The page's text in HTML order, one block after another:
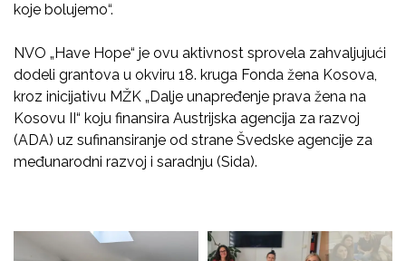
koje bolujemo“.
NVO „Have Hope“ je ovu aktivnost sprovela zahvaljujući
dodeli grantova u okviru 18. kruga Fonda žena Kosova,
kroz inicijativu MŽK „Dalje unapređenje prava žena na
Kosovu II“ koju finansira Austrijska agencija za razvoj
(ADA) uz sufinansiranje od strane Švedske agencije za
međunarodni razvoj i saradnju (Sida).